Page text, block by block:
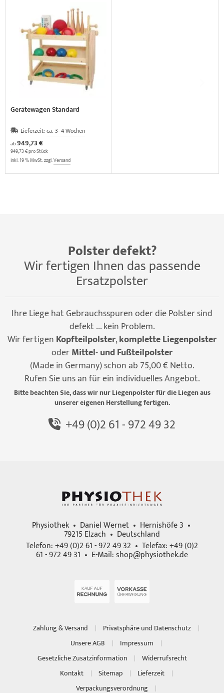
Gerätewagen Standard
Lieferzeit: ca. 3- 4 Wochen
ab949,73 €
949,73 € pro Stück
inkl. 19 % MwSt. zzgl.Versand
Polster defekt?
Wir fertigen Ihnen das passende
Ersatzpolster
Ihre Liege hat Gebrauchsspuren oder die Polster sind
defekt ... kein Problem.
Wir fertigen Kopfteilpolster,komplette Liegenpolster
oderMittel- und Fußteilpolster
(Made in Germany) schon ab 75,00 € Netto.
Rufen Sie uns an für ein individuelles Angebot.
Bitte beachten Sie, dass wir nur Liegenpolster für die Liegen aus
unserer eigenen Herstellung fertigen.
+49 (0)2 61 - 972 49 32
Physiothek • Daniel Wernet • Hernishöfe 3 •
79215 Elzach • Deutschland
Telefon: +49 (0)2 61 - 972 49 32 • Telefax: +49 (0)2
61 - 972 49 31 • E-Mail:shop@physiothek.de
Zahlung & Versand
Privatsphäre und Datenschutz
Unsere AGB
Impressum
Gesetzliche Zusatzinformation
Widerrufsrecht
Kontakt
Sitemap
Lieferzeit
Verpackungsverordnung